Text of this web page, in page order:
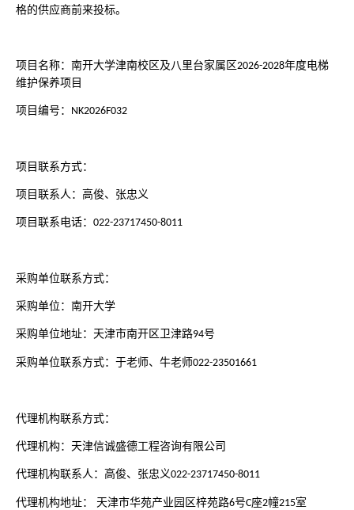
格的供应商前来投标。
项目名称：南开大学津南校区及八里台家属区2026-2028年度电梯
维护保养项目
项目编号： NK2026F032
项目联系方式：
项目联系人：高俊、张忠义
项目联系电话： 022-23717450-8011
采购单位联系方式：
采购单位：南开大学
采购单位地址：天津市南开区卫津路94号
采购单位联系方式：于老师、牛老师022-23501661
代理机构联系方式：
代理机构：天津信诚盛德工程咨询有限公司
代理机构联系人：高俊、张忠义022-23717450-8011
代理机构地址： 天津市华苑产业园区梓苑路6号C座2幢215室